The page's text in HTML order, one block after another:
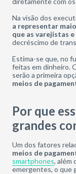
Na visão dos
a representar
que as varejistas e
decréscimo de
Estima-se que, no
feitas em dinheiro.
serão a primeira
meios de
Por que
grandes
Um dos fatores
meios de
smartphones, além
emergentes, o que